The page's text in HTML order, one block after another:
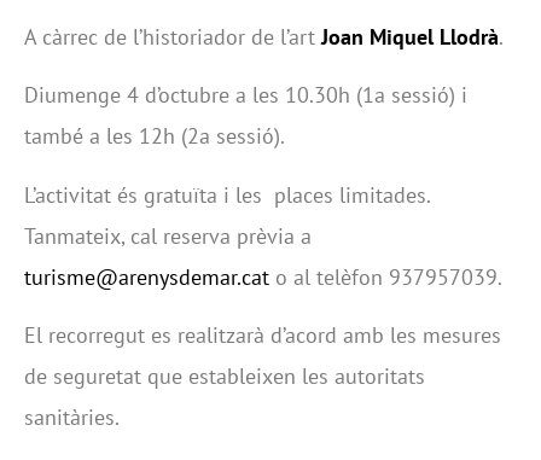
A càrrec de l’historiador de l’artJoan Miquel Llodrà.
Diumenge 4 d’octubre a les 10.30h (1a sessió) i
també a les 12h (2a sessió).
L’activitat és gratuïta i les places limitades.
Tanmateix, cal reserva prèvia a
turisme@arenysdemar.cat o al telèfon 937957039.
El recorregut es realitzarà d’acord amb les mesures
de seguretat que estableixen les autoritats
sanitàries.